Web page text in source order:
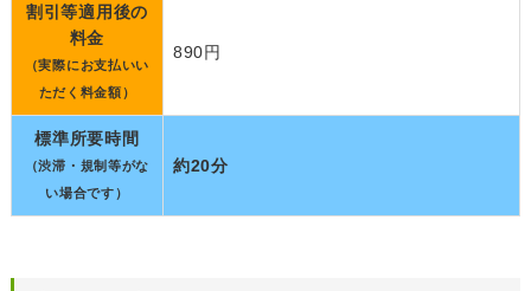
割引等適用後の
料金
（実際にお支払いい
ただく料金額）
890円
標準所要時間
（渋滞・規制等がな
い場合です）
約20分